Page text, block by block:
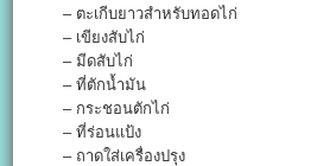
– ตะเกีบยาวสำหรับทอดไก่
– เขียงสับไก่
– มีดสับไก่
– ที่ตักน้ำมัน
– กระชอนตักไก่
– ที่ร่อนแป้ง
– ถาดใส่เครื่องปรุง